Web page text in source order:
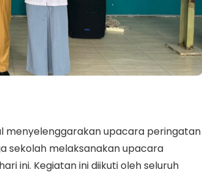
menyelenggarakan upacara peringatan
sekolah melaksanakan upacara
ini. Kegiatan ini diikuti oleh seluruh